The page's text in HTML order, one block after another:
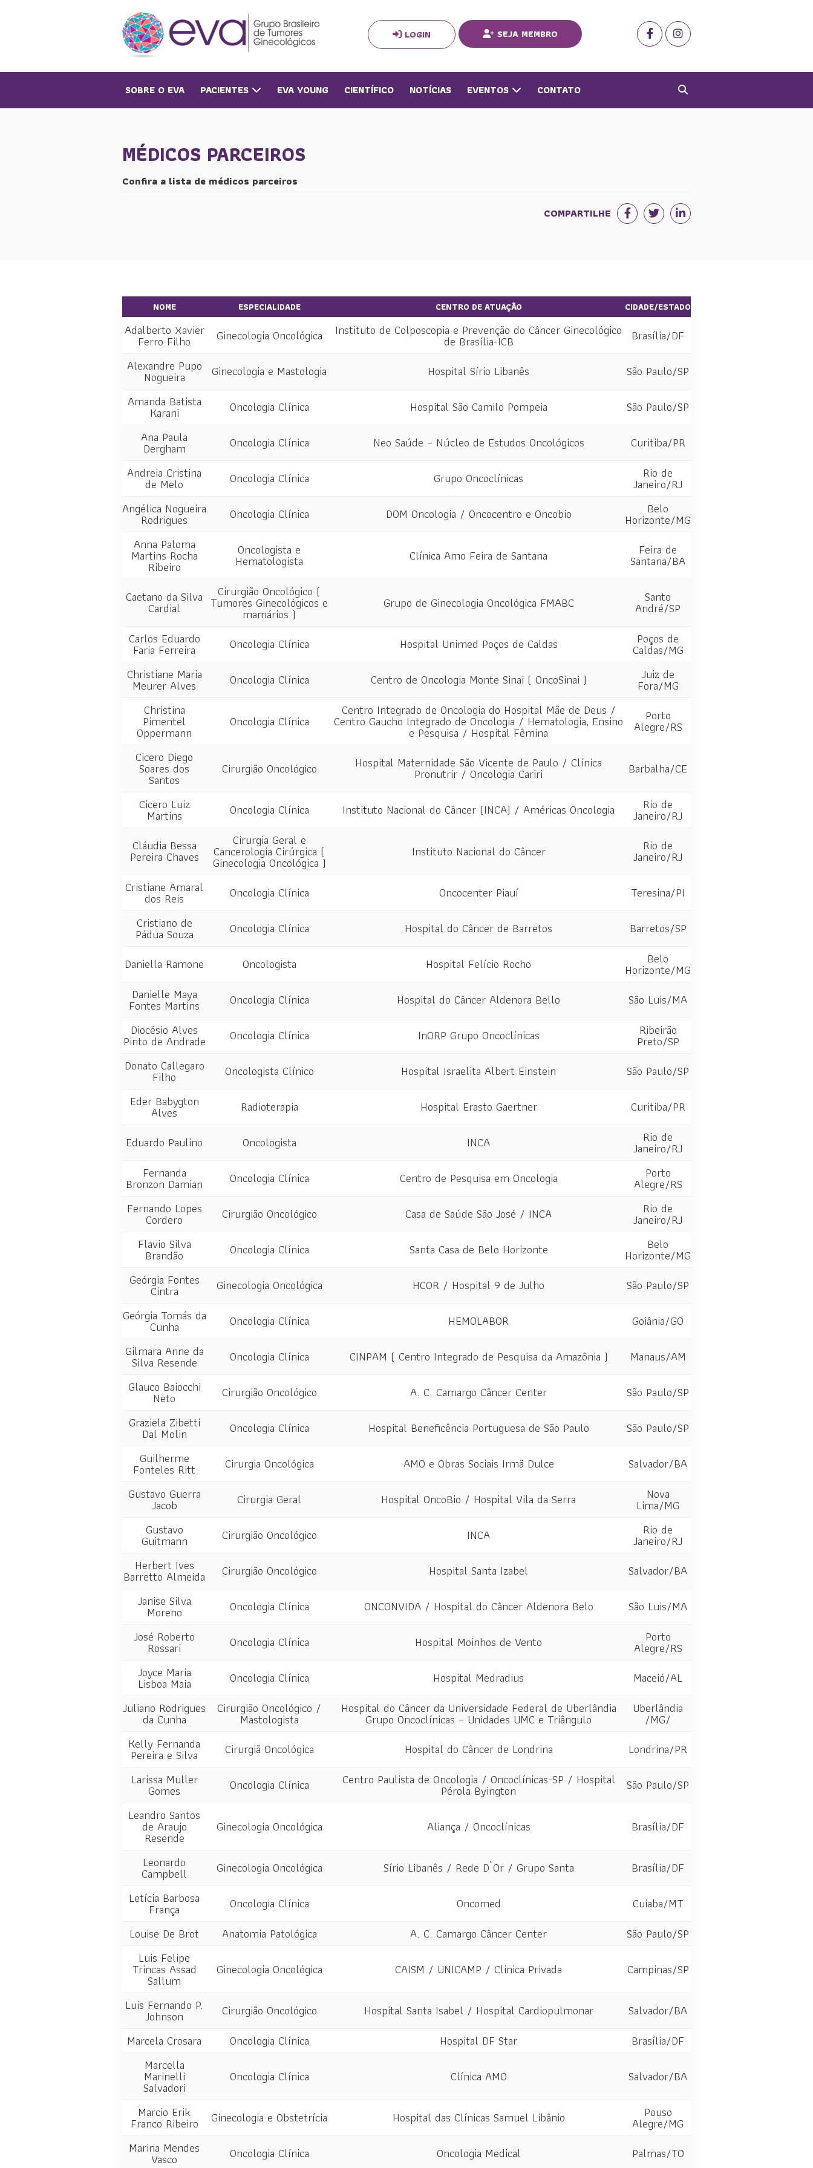
LOGIN SEJA MEMBRO
SOBRE O EVA PACIENTES EVA YOUNG CIENTÍFICO NOTÍCIAS EVENTOS CONTATO
MÉDICOS PARCEIROS
Confira a lista de médicos parceiros
COMPARTILHE
NOME ESPECIALIDADE CENTRO DE ATUAÇÃO CIDADE/ESTADO
Adalberto Xavier
Ferro Filho Ginecologia Oncológica Instituto de Colposcopia e Prevenção do Câncer Ginecológico
de Brasília-ICB
Brasília/DF
Alexandre Pupo
Nogueira Ginecologia e Mastologia Hospital Sírio Libanês
São Paulo/SP
Amanda Batista
Karani Oncologia Clínica Hospital São Camilo Pompeia
São Paulo/SP
Ana Paula
Dergham Oncologia Clínica Neo Saúde – Núcleo de Estudos Oncológicos
Curitiba/PR
Andreia Cristina
de Melo Oncologia Clínica Grupo Oncoclínicas Rio de
Janeiro/RJ
Angélica Nogueira
Rodrigues Oncologia Clínica DOM Oncologia / Oncocentro e Oncobio Belo
Horizonte/MG
Anna Paloma
Martins Rocha
Ribeiro
Oncologista e
Hematologista Clínica Amo Feira de Santana Feira de
Santana/BA
Caetano da Silva
Cardial
Cirurgião Oncológico (
Tumores Ginecológicos e
mamários )
Grupo de Ginecologia Oncológica FMABC Santo
André/SP
Carlos Eduardo
Faria Ferreira Oncologia Clínica Hospital Unimed Poços de Caldas Poços de
Caldas/MG
Christiane Maria
Meurer Alves Oncologia Clínica Centro de Oncologia Monte Sinai ( OncoSinai ) Juiz de
Fora/MG
Christina
Pimentel
Oppermann
Oncologia Clínica
Centro Integrado de Oncologia do Hospital Mãe de Deus /
Centro Gaucho Integrado de Oncologia / Hematologia, Ensino
e Pesquisa / Hospital Fêmina
Porto
Alegre/RS
Cicero Diego
Soares dos
Santos
Cirurgião Oncológico Hospital Maternidade São Vicente de Paulo / Clínica
Pronutrir / Oncologia Cariri
Barbalha/CE
Cicero Luiz
Martins Oncologia Clínica Instituto Nacional do Câncer (INCA) / Américas Oncologia Rio de
Janeiro/RJ
Cláudia Bessa
Pereira Chaves
Cirurgia Geral e
Cancerologia Cirúrgica (
Ginecologia Oncológica )
Instituto Nacional do Câncer Rio de
Janeiro/RJ
Cristiane Amaral
dos Reis Oncologia Clínica Oncocenter Piauí
Teresina/PI
Cristiano de
Pádua Souza Oncologia Clínica Hospital do Câncer de Barretos
Barretos/SP
Daniella Ramone
Oncologista Hospital Felício Rocho Belo
Horizonte/MG
Danielle Maya
Fontes Martins Oncologia Clínica Hospital do Câncer Aldenora Bello
São Luis/MA
Diocésio Alves
Pinto de Andrade Oncologia Clínica InORP Grupo Oncoclínicas Ribeirão
Preto/SP
Donato Callegaro
Filho Oncologista Clínico Hospital Israelita Albert Einstein
São Paulo/SP
Eder Babygton
Alves Radioterapia Hospital Erasto Gaertner
Curitiba/PR
Eduardo Paulino
Oncologista INCA Rio de
Janeiro/RJ
Fernanda
Bronzon Damian Oncologia Clínica Centro de Pesquisa em Oncologia Porto
Alegre/RS
Fernando Lopes
Cordero Cirurgião Oncológico Casa de Saúde São José / INCA Rio de
Janeiro/RJ
Flavio Silva
Brandão Oncologia Clínica Santa Casa de Belo Horizonte Belo
Horizonte/MG
Geórgia Fontes
Cintra Ginecologia Oncológica HCOR / Hospital 9 de Julho
São Paulo/SP
Geórgia Tomás da
Cunha Oncologia Clínica HEMOLABOR
Goiânia/GO
Gilmara Anne da
Silva Resende Oncologia Clínica CINPAM ( Centro Integrado de Pesquisa da Amazônia )
Manaus/AM
Glauco Baiocchi
Neto Cirurgião Oncológico A. C. Camargo Câncer Center
São Paulo/SP
Graziela Zibetti
Dal Molin Oncologia Clínica Hospital Beneficência Portuguesa de São Paulo
São Paulo/SP
Guilherme
Fonteles Ritt Cirurgia Oncológica AMO e Obras Sociais Irmã Dulce
Salvador/BA
Gustavo Guerra
Jacob Cirurgia Geral Hospital OncoBio / Hospital Vila da Serra Nova
Lima/MG
Gustavo
Guitmann Cirurgião Oncológico INCA Rio de
Janeiro/RJ
Herbert Ives
Barretto Almeida Cirurgião Oncológico Hospital Santa Izabel
Salvador/BA
Janise Silva
Moreno Oncologia Clínica ONCONVIDA / Hospital do Câncer Aldenora Belo
São Luis/MA
José Roberto
Rossari Oncologia Clínica Hospital Moinhos de Vento Porto
Alegre/RS
Joyce Maria
Lisboa Maia Oncologia Clínica Hospital Medradius
Maceió/AL
Juliano Rodrigues
da Cunha
Cirurgião Oncológico /
Mastologista
Hospital do Câncer da Universidade Federal de Uberlândia
Grupo Oncoclínicas – Unidades UMC e Triângulo
Uberlândia
/MG/
Kelly Fernanda
Pereira e Silva Cirurgiã Oncológica Hospital do Câncer de Londrina
Londrina/PR
Larissa Muller
Gomes Oncologia Clínica Centro Paulista de Oncologia / Oncoclínicas-SP / Hospital
Pérola Byington
São Paulo/SP
Leandro Santos
de Araujo
Resende
Ginecologia Oncológica Aliança / Oncoclínicas
Brasília/DF
Leonardo
Campbell Ginecologia Oncológica Sírio Libanês / Rede D`Or / Grupo Santa
Brasília/DF
Letícia Barbosa
França Oncologia Clínica Oncomed
Cuiaba/MT
Louise De Brot
Anatomia Patológica A. C. Camargo Câncer Center
São Paulo/SP
Luis Felipe
Trincas Assad
Sallum
Ginecologia Oncológica CAISM / UNICAMP / Clinica Privada
Campinas/SP
Luis Fernando P.
Johnson Cirurgião Oncológico Hospital Santa Isabel / Hospital Cardiopulmonar
Salvador/BA
Marcela Crosara
Oncologia Clínica Hospital DF Star
Brasília/DF
Marcella
Marinelli
Salvadori
Oncologia Clínica Clínica AMO
Salvador/BA
Marcio Erik
Franco Ribeiro Ginecologia e Obstetrícia Hospital das Clínicas Samuel Libânio Pouso
Alegre/MG
Marina Mendes
Vasco Oncologia Clínica Oncologia Medical Palmas/TO